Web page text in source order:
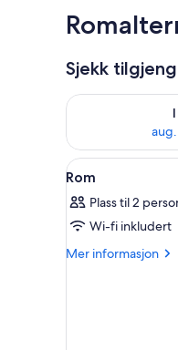
Sjekk
Sjekk
Åpne
alle
bildene
av
Rom
5
Rom
Plass til 2
Wi-fi inkludert
Mer informasjon
Mer